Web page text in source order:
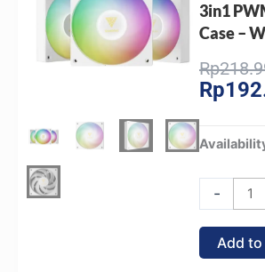
3in1
Case –
Rp
Rp
-
Fan
GAMDIAS
NOTUS
M1-
1203Add